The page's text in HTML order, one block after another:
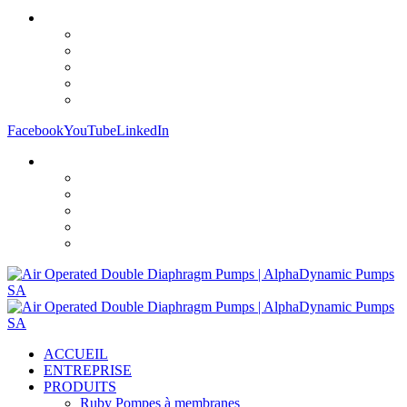
FacebookYouTubeLinkedIn
ACCUEIL
ENTREPRISE
PRODUITS
Ruby Pompes à membranes